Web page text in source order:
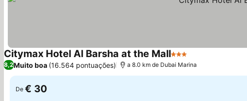
Citymax Hotel Al Barsha at the Mall3 Estrelas
8,2Muito boa (16.564 pontuações) a 8.0 km de Dubai Marina
De € 30